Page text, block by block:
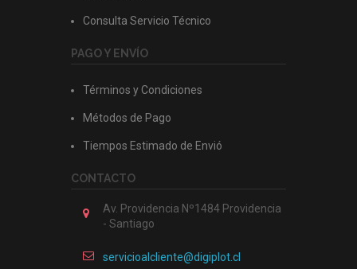
Consulta Servicio Técnico
PAGO Y ENVÍO
Términos y Condiciones
Métodos de Pago
Tiempos Estimado de Envió
CONTACTO
Av. Providencia Nº1484 Providencia
- Santiago
servicioalcliente@digiplot.cl